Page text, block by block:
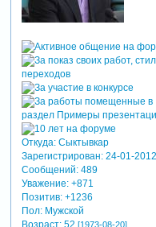
Откуда:Сыктывкар
Зарегистрирован: 24-01-2012
Сообщений:489
Уважение: +871
Позитив: +1236
Пол:Мужской
Возраст:52 [1973-08-20]